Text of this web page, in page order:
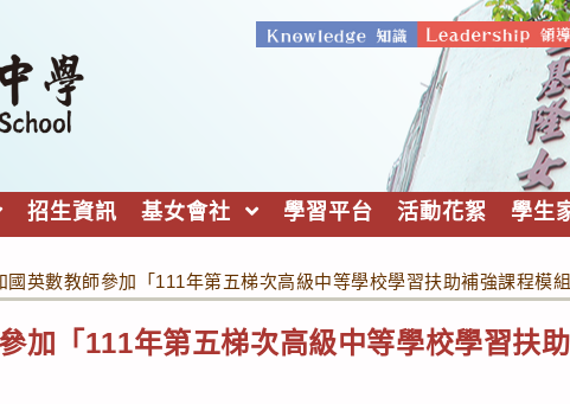
招生資訊 基女會社 學習平台 活動花絮 學生
國英數教師參加「111年第五梯次高級中等學校學習扶助補強課程模
加「111年第五梯次高級中等學校學習扶